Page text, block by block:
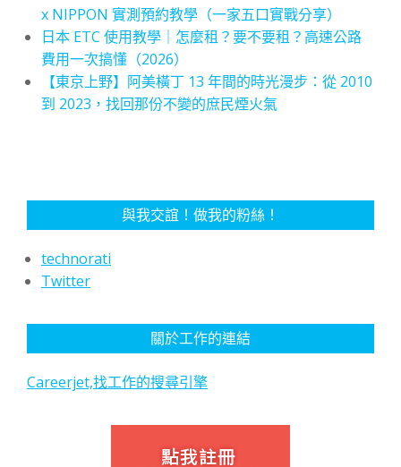
x NIPPON 實測預約教學（一家五口實戰分享）
日本 ETC 使用教學｜怎麼租？要不要租？高速公路
費用一次搞懂（2026）
【東京上野】阿美橫丁 13 年間的時光漫步：從 2010
到 2023，找回那份不變的庶民煙火氣
與我交誼！做我的粉絲！
technorati
Twitter
關於工作的連結
Careerjet,找工作的搜尋引擎